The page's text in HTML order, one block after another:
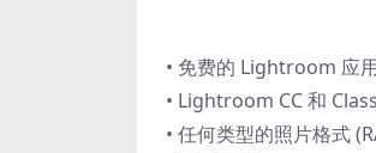
• 免费的 Lightroom 应
• Lightroom CC 和
• 任何类型的照片格式